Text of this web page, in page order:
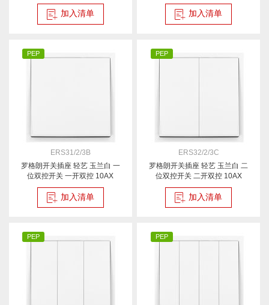
加入清单 加入清单
PEP
ERS31/2/3B
罗格朗开关插座 轻艺 玉兰白 一
位双控开关 一开双控 10AX
加入清单
PEP
ERS32/2/3C
罗格朗开关插座 轻艺 玉兰白 二
位双控开关 二开双控 10AX
加入清单
PEP PEP